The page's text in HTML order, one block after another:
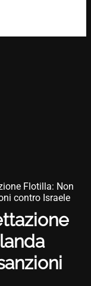
Flotilla: Non
contro Israele